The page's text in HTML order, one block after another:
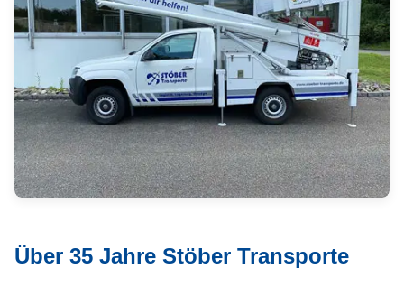
Über 35 Jahre Stöber Transporte